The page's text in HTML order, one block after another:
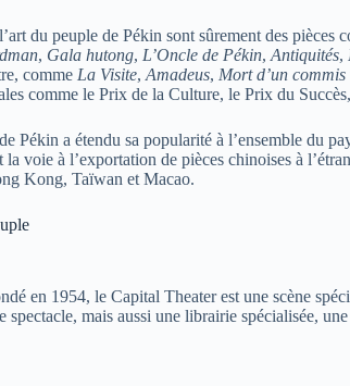
du peuple de Pékin sont sûrement des pièces
, Gala hutong, L’Oncle de Pékin, Antiquités,
comme La Visite, Amadeus, Mort d’un
comme le Prix de la Culture, le Prix du
Pékin a étendu sa popularité à l’ensemble du
voie à l’exportation de pièces chinoises à
Kong, Taïwan et Macao.
en 1954, le Capital Theater est une scène
mais aussi une librairie spécialisée,